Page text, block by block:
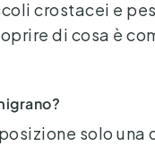
crostacei e
di cosa è
solo